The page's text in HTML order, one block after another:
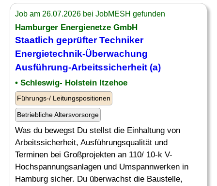
Job am 26.07.2026 bei JobMESH gefunden
Hamburger Energienetze GmbH
Staatlich geprüfter Techniker
Energietechnik-Überwachung
Ausführung-Arbeitssicherheit (a)
• Schleswig- Holstein Itzehoe
Führungs-/ Leitungspositionen
Betriebliche Altersvorsorge
Was du bewegst Du stellst die Einhaltung von
Arbeitssicherheit, Ausführungsqualität und
Terminen bei Großprojekten an 110/ 10-k V-
Hochspannungsanlagen und Umspannwerken in
Hamburg sicher. Du überwachst die Baustelle,